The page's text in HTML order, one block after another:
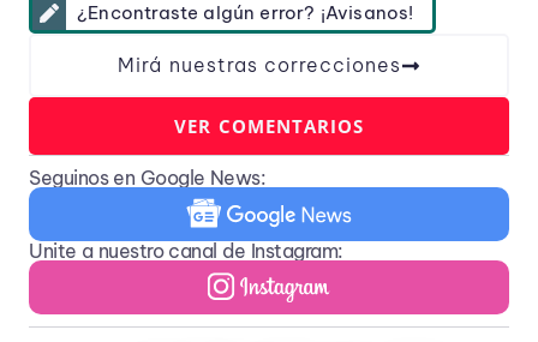
¿Encontraste algún error? ¡Avisanos!
Mirá nuestras correcciones
VER COMENTARIOS
Seguinos en Google News:
Unite a nuestro canal de Instagram: